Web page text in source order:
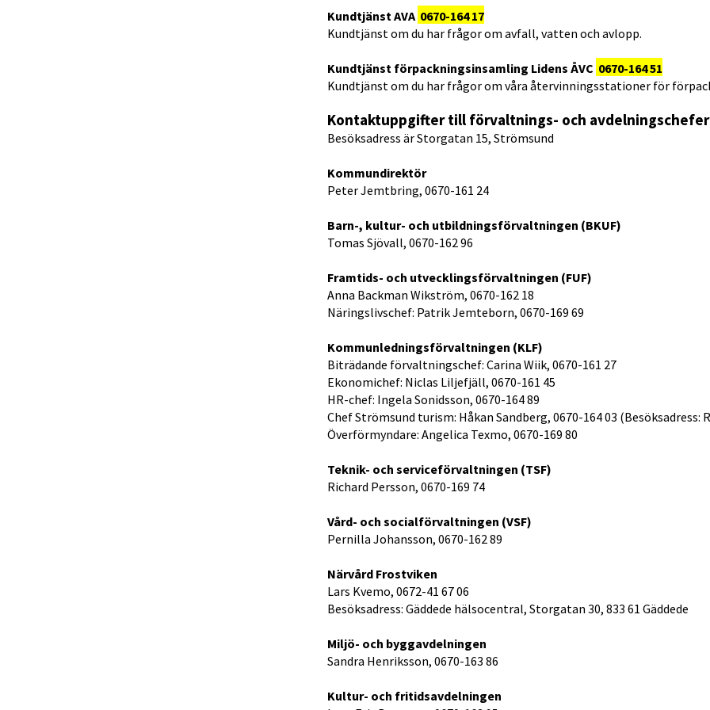
Kundtjänst AVA 0670-164 17
Kundtjänst om du har frågor om avfall, vatten och avlopp.
Kundtjänst förpackningsinsamling Lidens ÅVC 0670-164 51
Kundtjänst om du har frågor om våra återvinningsstationer för
Kontaktuppgifter till förvaltnings- och avdelningschefer
Besöksadress är Storgatan 15, Strömsund
Kommundirektör
Peter Jemtbring, 0670-161 24
Barn-, kultur- och utbildningsförvaltningen (BKUF)
Tomas Sjövall, 0670-162 96
Framtids- och utvecklingsförvaltningen (FUF)
Anna Backman Wikström, 0670-162 18
Näringslivschef: Patrik Jemteborn, 0670-169 69
Kommunledningsförvaltningen (KLF)
Biträdande förvaltningschef: Carina Wiik, 0670-161 27
Ekonomichef: Niclas Liljefjäll, 0670-161 45
HR-chef: Ingela Sonidsson, 0670-164 89
Chef Strömsund turism: Håkan Sandberg, 0670-164 03 (Besöksadress:
Överförmyndare: Angelica Texmo, 0670-169 80
Teknik- och serviceförvaltningen (TSF)
Richard Persson, 0670-169 74
Vård- och socialförvaltningen (VSF)
Pernilla Johansson, 0670-162 89
Närvård Frostviken
Lars Kvemo, 0672-41 67 06
Besöksadress: Gäddede hälsocentral, Storgatan 30, 833 61 Gäddede
Miljö- och byggavdelningen
Sandra Henriksson, 0670-163 86
Kultur- och fritidsavdelningen